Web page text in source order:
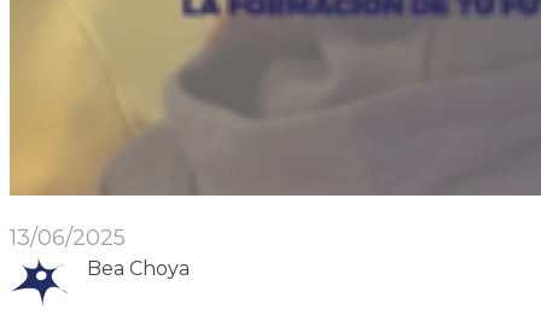
13/06/2025
Bea Choya